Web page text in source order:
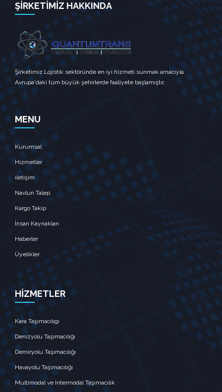
ŞİRKETİMİZ HAKKINDA
Şirketimiz Lojistik sektöründe en iyi hizmeti sunmak amacıyla
Avrupa'daki tüm büyük şehirlerde faaliyete başlamıştır.
MENU
Kurumsal
Hizmetler
iletişim
Navlun Talep
Kargo Takip
İnsan Kaynakları
Haberler
Üyelikler
HİZMETLER
Kara Taşımacılıgı
Denizyolu Taşımacılığı
Demiryolu Taşımacılığı
Havayolu Taşımacılığı
Multimodal ve Intermodal Taşımacılık